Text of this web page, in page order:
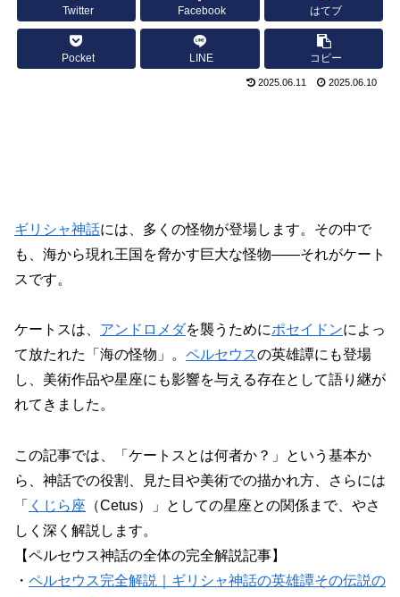
Twitter Facebook はてブ
Pocket LINE コピー
2025.06.11 2025.06.10
ギリシャ神話には、多くの怪物が登場します。その中で
も、海から現れ王国を脅かす巨大な怪物――それがケート
スです。
ケートスは、 アンドロメダを襲うためにポセイドンによっ
て放たれた「海の怪物」。 ペルセウスの英雄譚にも登場
し、美術作品や星座にも影響を与える存在として語り継が
れてきました。
この記事では、「ケートスとは何者か？」という基本か
ら、神話での役割、見た目や美術での描かれ方、さらには
「 くじら座 （Cetus）」としての星座との関係まで、やさ
しく深く解説します。
【ペルセウス神話の全体の完全解説記事】
・ ペルセウス完全解説｜ギリシャ神話の英雄譚その伝説の